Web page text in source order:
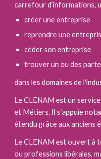
carrefour d’informations,
créer une entreprise
reprendre une
céder son entreprise
trouver un ou des
dans les domaines de
Le CLENAM est un
et Métiers. Il s'appuie
étendu grâce aux anciens
Le CLENAM est ouvert à
ou professions libérales,